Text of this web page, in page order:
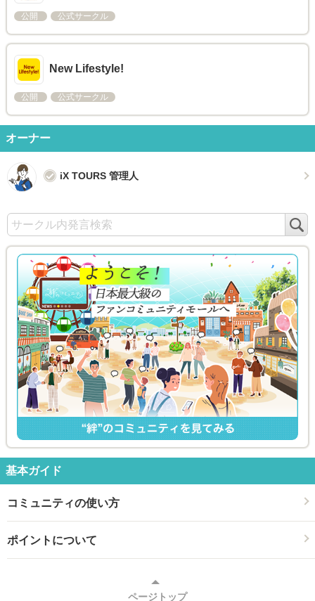
公開 公式サークル
New Lifestyle!
公開 公式サークル
オーナー
iX TOURS 管理人
基本ガイド
コミュニティの使い方
ポイントについて
ページトップ